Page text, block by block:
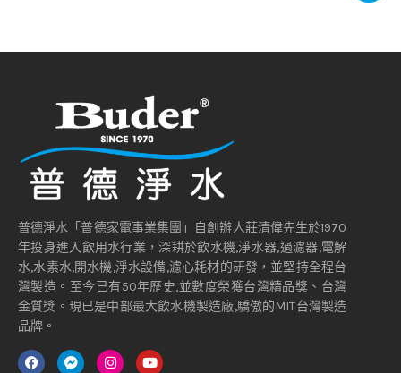
普德淨水「普德家電事業集團」自創辦人莊清偉先生於1970
年投身進入飲用水行業，深耕於飲水機,淨水器,過濾器,電解
水,水素水,開水機,淨水設備,濾心耗材的研發，並堅持全程台
灣製造。至今已有50年歷史,並數度榮獲台灣精品獎、台灣
金質獎。現已是中部最大飲水機製造廠,驕傲的MIT台灣製造
品牌。